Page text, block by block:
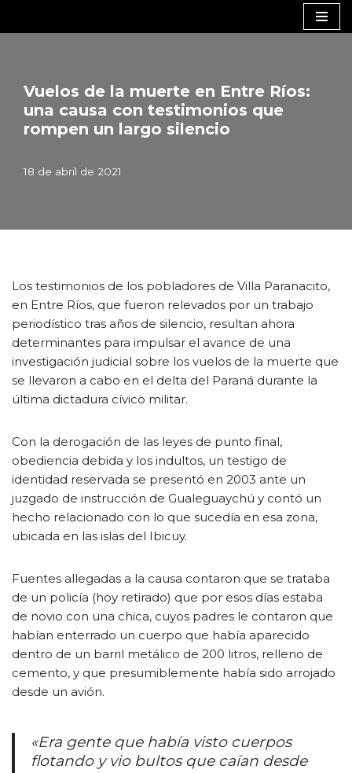
Vuelos de la muerte en Entre Ríos:
una causa con testimonios que
rompen un largo silencio
18 de abril de 2021
Los testimonios de los pobladores de Villa Paranacito,
en Entre Ríos, que fueron relevados por un trabajo
periodístico tras años de silencio, resultan ahora
determinantes para impulsar el avance de una
investigación judicial sobre los vuelos de la muerte que
se llevaron a cabo en el delta del Paraná durante la
última dictadura cívico militar.
Con la derogación de las leyes de punto final,
obediencia debida y los indultos, un testigo de
identidad reservada se presentó en 2003 ante un
juzgado de instrucción de Gualeguaychú y contó un
hecho relacionado con lo que sucedía en esa zona,
ubicada en las islas del Ibicuy.
Fuentes allegadas a la causa contaron que se trataba
de un policía (hoy retirado) que por esos días estaba
de novio con una chica, cuyos padres le contaron que
habían enterrado un cuerpo que había aparecido
dentro de un barril metálico de 200 litros, relleno de
cemento, y que presumiblemente había sido arrojado
desde un avión.
«Era gente que había visto cuerpos
flotando y vio bultos que caían desde